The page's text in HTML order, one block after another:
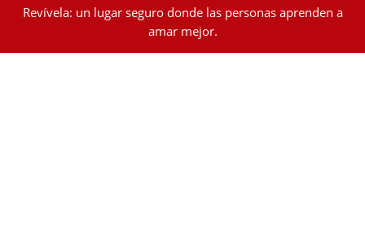
Revívela: un lugar seguro donde las personas aprenden a
amar mejor.